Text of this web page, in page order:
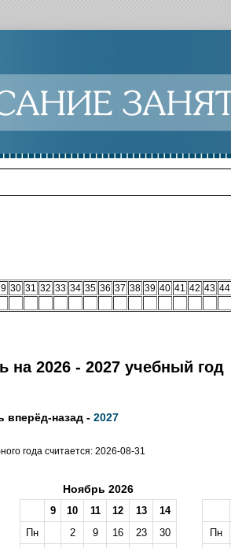
30 31 32 33 34 35 36 37 38 39 40 41 42 43 44
на 2026 - 2027 учебный год
вперёд-назад - 2027
года считается: 2026-08-31
Ноябрь 2026
9 10 11 12 13
14
Пн
2 9 16 23
30
Пн